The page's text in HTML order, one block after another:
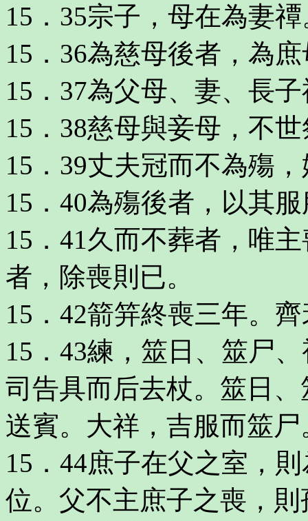
15．35宗子，母在為妻
15．36為慈母後者，為
15．37為父母、妻、長
15．38慈母與妾母，不
15．39丈夫冠而不為殤
15．40為殤後者，以其
15．41久而不葬者，唯
者，除喪則已。
15．42箭笄終喪三年。
15．43練，筮日、筮尸
司告具而后去杖。筮日
送賓。大祥，吉服而筮尸
15．44庶子在父之室，
位。父不主庶子之喪，